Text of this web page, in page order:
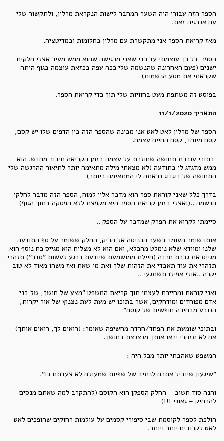
הספר הזה עבורי היה השער המחבר לישות הנקראת מרלין, ולתקשור שלי
עם אנרגיה זאת.
מאז קריאת הספר אני מתקשרת עם מרלין בחלומות ובמדיטציה.
הספר כל כך עוצמתי עד כדי שאני מרגישה שהוא ממש מעיר אצלי חלקים
ישנים (פעם האחרונה שהנשמה שלי ככה עפה בכזאת עוצמה בגוף היתה
שקראתי את מסע הנשמות)
בפוסט זה משתפת מעט בחוויות שלי תוך כדי קריאת הספר.
התאריך 11/1/2020
הספר של מרלין לאט לאט אני מבינה שהספר הזה בין הדפים שלו יש קסם,
קסם מיוחד, קסם החיים עצמם.
בתוכי עוברת תחושה שחוזרת על עצמה בזמן הקריאה חיבור מחדש. הוא
ממש מדגדג לי בתודעה (לא מצאתי מילה מתאימה יותר לתיאור ההרגשה שלי
התחושה של דיגדוג נראתה לי המתאימה ביותר)
בדרך כלל שאני קוראת ספר הוא מדבר אליי למוח, הספר הזה מדבר לחלקי
הנשמה ..(ואצלי בזמן קריאת הספר היא מקפצת ללא הפסקה בתוך הגוף)
סיימתי לקרוא את הפרק שמדבר על הספק ..
אותו שומר העומד בשער הכניסה אל הריק, החלק ששומר על סף התודעה
שלנו ומוודא שלא נימלט מהכלא, ואם הוא לא מצליח הוא מגייס כח נוסף הוא
מגייס את גברת חרדה (חיילת ממושמעת שיודעת ברגע לעשות "סדר") תזהרי
תזהרי את עוד תאבדי את הזהות שלך ואת מי שאת ואז משהו מאוד לא טוב
יקרה ..אולי אפילו תשתגעי ..
ואני קוראת ומחייכת לעצמי תוך קריאת המשפט "מצע של חושך, של בני
אדם מפוחדים ומודחקים, אשר בתוכו יש מעת לעת נצנוץ של אור יקרות,
הנובע מבחירה חופשית של קוסם"
ובתוכי שומעת את הפחד/חרדה מחשיפה שאומר: (רואים לך, רואים אותך)
אם לא תזהרי יראו אותך מנצנצת בחושך.
המשפט שאהבתי יותר מכל היה :
"שיגעון שיוביל אתכם לנתיב של שפיות שמעולם לא צעדתם בו".
והנה סוד חשוב – החלק הספקן הוא הקוסם (להתקרב למה שאתם מנסים
להרחיק – גאוני !!!)
הולכת לספר לקוסמת שבי סיפורי קסמים על עולמות רחוקים שהופכים לאט
לאט לקרובים יותר ויותר.